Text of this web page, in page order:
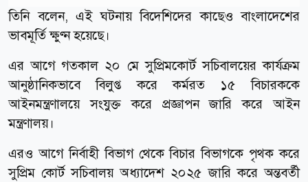
তিনি বলেন, এই ঘটনায় বিদেশিদের কাছেও বাংলাদেশের
ভাবমূর্তি ক্ষুণ্ন হয়েছে।
এর আগে গতকাল ২০ মে সুপ্রিমকোর্ট সচিবালয়ের কার্যক্রম
আনুষ্ঠানিকভাবে বিলুপ্ত করে কর্মরত ১৫ বিচারককে
আইনমন্ত্রণালয়ে সংযুক্ত করে প্রজ্ঞাপন জারি করে আইন
মন্ত্রণালয়।
এরও আগে নির্বাহী বিভাগ থেকে বিচার বিভাগকে পৃথক করে
সুপ্রিম কোর্ট সচিবালয় অধ্যাদেশ ২০২৫ জারি করে অন্তবর্তী